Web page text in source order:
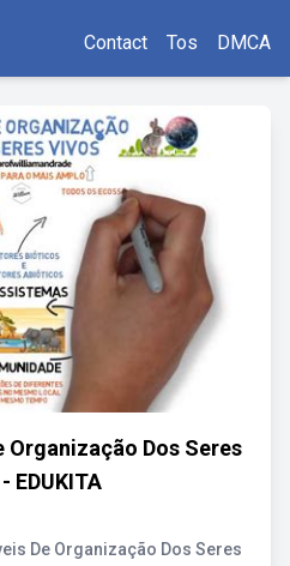
Contact Tos DMCA
Organização Dos Seres
EDUKITA
De Organização Dos Seres